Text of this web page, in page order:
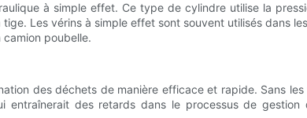
à simple effet. Ce type de cylindre utilise la
Les vérins à simple effet sont souvent utilisés dans
poubelle.
des déchets de manière efficace et rapide. Sans
des retards dans le processus de